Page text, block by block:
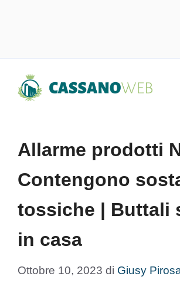
Allarme prodotti
Contengono
tossiche | Buttali
in casa
Ottobre 10, 2023 di Giusy